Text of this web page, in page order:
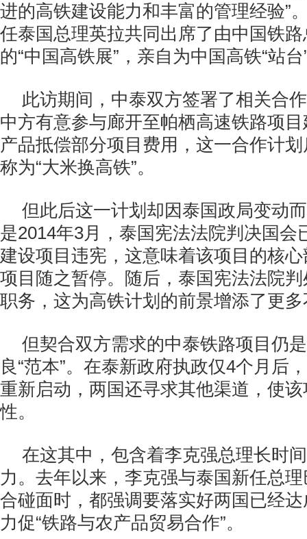
进的高铁建设能力和丰富的管理经验”
任泰国总理英拉共同出席了由中国铁
的“中国高铁展”，亲自为中国高铁“站台
此访期间，中泰双方签署了相关合
中方有意参与廊开至帕栖高速铁路项
产品抵偿部分项目费用，这一合作计
称为“大米换高铁”。
但此后这一计划却因泰国政局变动
是2014年3月，泰国宪法法院判决国会
建设项目违宪，这意味着该项目的核
项目随之暂停。随后，泰国宪法法院
职务，这为高铁计划的前景增添了更
但契合双方需求的中泰铁路项目仍
良“范本”。在泰新政府执政仅4个月后
重新启动，两国还寻求其他渠道，使
性。
在这其中，包含着李克强总理长时
力。去年以来，李克强与泰国新任总
合碰面时，都强调要落实好两国已经
力促“铁路与农产品贸易合作”。